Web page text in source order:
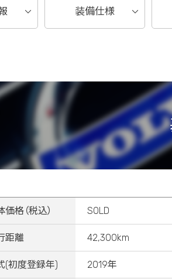
装備仕様
価格（税込） SOLD
距離 42,300km
(初度登録年) 2019年